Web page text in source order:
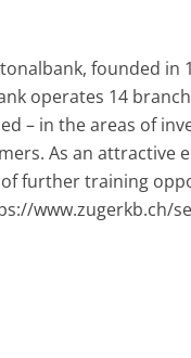
founded in
operates 14
– in the areas of
As an
further training
www.zugerkb.ch/